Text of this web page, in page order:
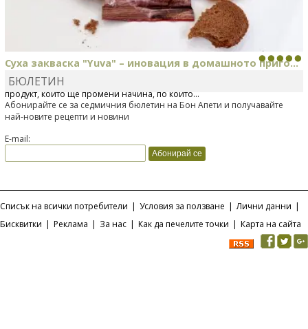
Суха закваска "Yuva" – иновация в домашното приго...
Отскоро Лесафр България стартира предлагането на изцяло нов
продукт, който ще промени начина, по който...
БЮЛЕТИН
Абонирайте се за седмичния бюлетин на Бон Апети и получавайте
най-новите рецепти и новини
E-mail:
Списък на всички потребители | Условия за ползване | Лични данни |
Бисквитки | Реклама | За нас | Как да печелите точки | Карта на сайта